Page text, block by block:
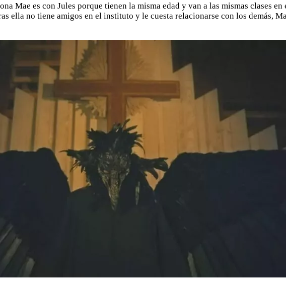
Mae es con Jules porque tienen la misma edad y van a las mismas clases
ella no tiene amigos en el instituto y le cuesta relacionarse con los demás,